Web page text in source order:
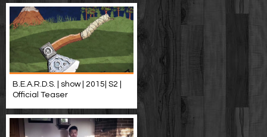
B.E.A.R.D.S. | show | 2015| S2 |
Official Teaser